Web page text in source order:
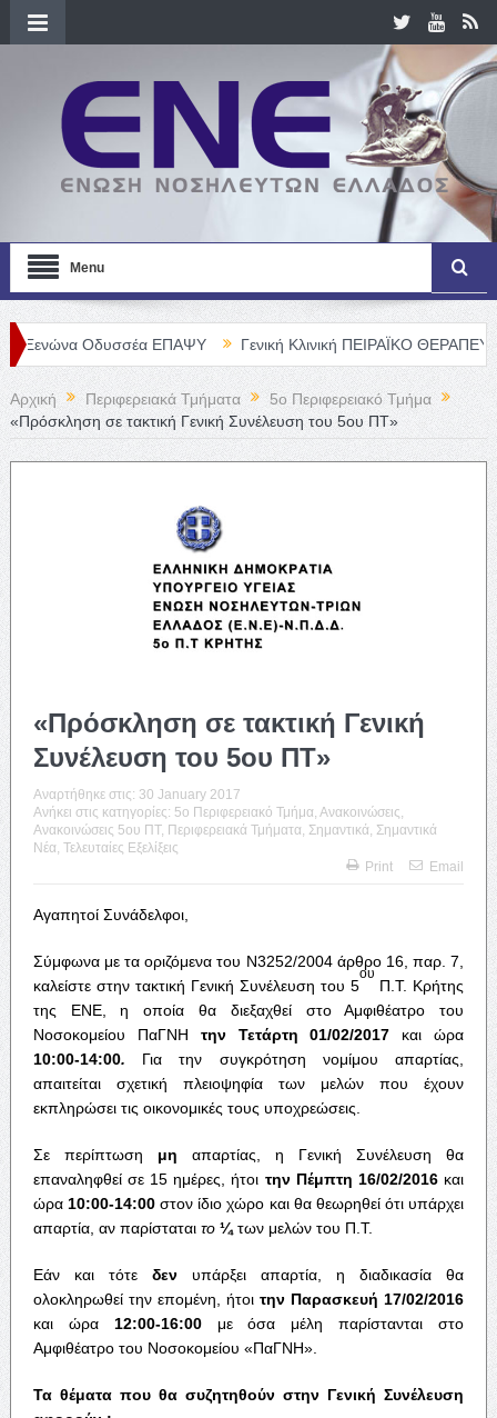
Menu
Οδυσσέα ΕΠΑΨΥ Γενική Κλινική ΠΕΙΡΑΪΚΟ ΘΕΡΑΠΕΥΤΗΡΙΟ Α.
Αρχική Περιφερειακά Τμήματα
5o Περιφερειακό Τμήμα
«Πρόσκληση σε τακτική Γενική Συνέλευση του 5ου ΠΤ»
«Πρόσκληση σε τακτική Γενική
Συνέλευση του 5ου ΠΤ»
Αναρτήθηκε στις: 30 January 2017
Ανήκει στις κατηγορίες: 5o Περιφερειακό Τμήμα Ανακοινώσεις
Ανακοινώσεις 5ου ΠΤ, Περιφερειακά Τμήματα Σημαντικά Σημαντικά
Νέα Τελευταίες Εξελίξεις
Print
Email
Αγαπητοί Συνάδελφοι,
Σύμφωνα με τα οριζόμενα του Ν3252/2004 άρθρο 16, παρ. 7,
καλείστε στην τακτική Γενική Συνέλευση του 5
ου
Π.Τ. Κρήτης
της ΕΝΕ, η οποία θα διεξαχθεί στο Αμφιθέατρο του
Νοσοκομείου ΠαΓΝΗ την Τετάρτη 01/02/2017 και ώρα
10:00-14:00. Για την συγκρότηση νομίμου απαρτίας,
απαιτείται σχετική πλειοψηφία των μελών που έχουν
εκπληρώσει τις οικονομικές τους υποχρεώσεις.
Σε περίπτωση μη απαρτίας, η Γενική Συνέλευση θα
επαναληφθεί σε 15 ημέρες, ήτοι την Πέμπτη 16/02/2016και
ώρα 10:00-14:00στον ίδιο χώρο και θα θεωρηθεί ότι υπάρχει
απαρτία, αν παρίσταται το ¼των μελών του Π.Τ.
Εάν και τότε δενυπάρξει απαρτία, η διαδικασία θα
ολοκληρωθεί την επομένη, ήτοιτην Παρασκευή 17/02/2016
και ώρα 12:00-16:00 με όσα μέλη παρίστανται στο
Αμφιθέατρο του Νοσοκομείου «ΠαΓΝΗ».
Τα θέματα που θα συζητηθούν στην Γενική Συνέλευση